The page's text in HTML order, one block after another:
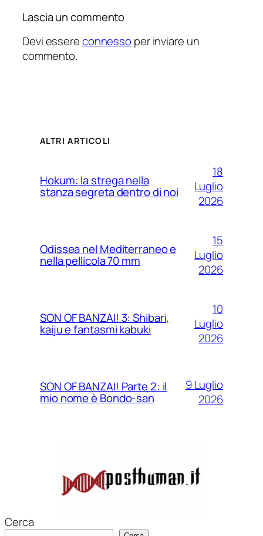
Lascia un commento
Devi essereconnesso per inviare un
commento.
ALTRI ARTICOLI
Hokum: la strega nella
stanza segreta dentro di noi
18
Luglio
2026
Odissea nel Mediterraneo e
nella pellicola 70 mm
15
Luglio
2026
SON OF BANZAI! 3: Shibari,
kaiju e fantasmi kabuki
10
Luglio
2026
SON OF BANZAI! Parte 2: il
mio nome è Bondo-san
9 Luglio
2026
Cerca